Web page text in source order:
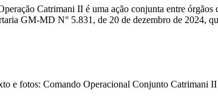
Catrimani II é uma ação conjunta entre
GM-MD N° 5.831, de 20 de dezembro de 2024,
e fotos: Comando Operacional Conjunto Catrimani II